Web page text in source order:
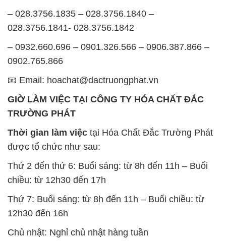
– 028.3756.1835 – 028.3756.1840 –
028.3756.1841- 028.3756.1842
– 0932.660.696 – 0901.326.566 – 0906.387.866 –
0902.765.866
📧 Email: hoachat@dactruongphat.vn
GIỜ LÀM VIỆC TẠI CÔNG TY HÓA CHẤT ĐẮC
TRƯỜNG PHÁT
Thời gian làm việc tại Hóa Chất Đắc Trường Phát
được tổ chức như sau:
Thứ 2 đến thứ 6: Buổi sáng: từ 8h đến 11h – Buổi
chiều: từ 12h30 đến 17h
Thứ 7: Buổi sáng: từ 8h đến 11h – Buổi chiều: từ
12h30 đến 16h
Chủ nhật: Nghỉ chủ nhật hàng tuần